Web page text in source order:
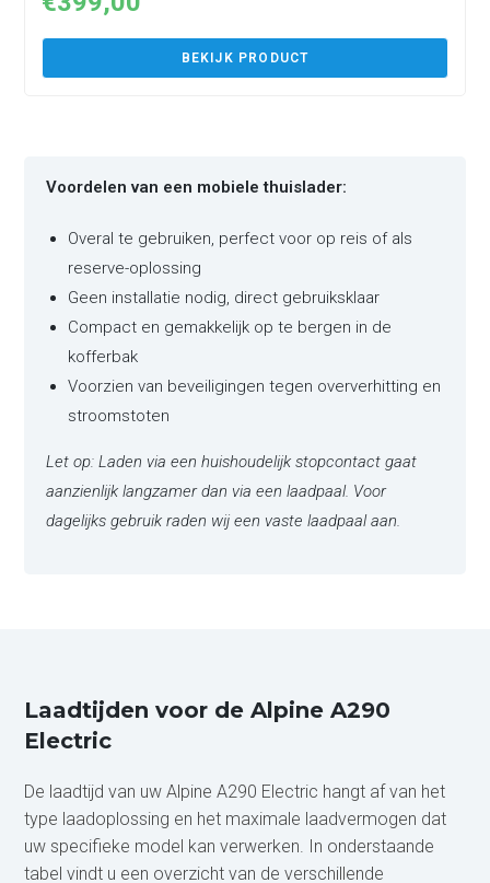
BEKIJK PRODUCT
Voordelen van een mobiele thuislader:
Overal te gebruiken, perfect voor op reis of als
reserve-oplossing
Geen installatie nodig, direct gebruiksklaar
Compact en gemakkelijk op te bergen in de
kofferbak
Voorzien van beveiligingen tegen oververhitting en
stroomstoten
Let op: Laden via een huishoudelijk stopcontact gaat
aanzienlijk langzamer dan via een laadpaal. Voor
dagelijks gebruik raden wij een vaste laadpaal aan.
Laadtijden voor de Alpine A290
Electric
De laadtijd van uw Alpine A290 Electric hangt af van het
type laadoplossing en het maximale laadvermogen dat
uw specifieke model kan verwerken. In onderstaande
tabel vindt u een overzicht van de verschillende